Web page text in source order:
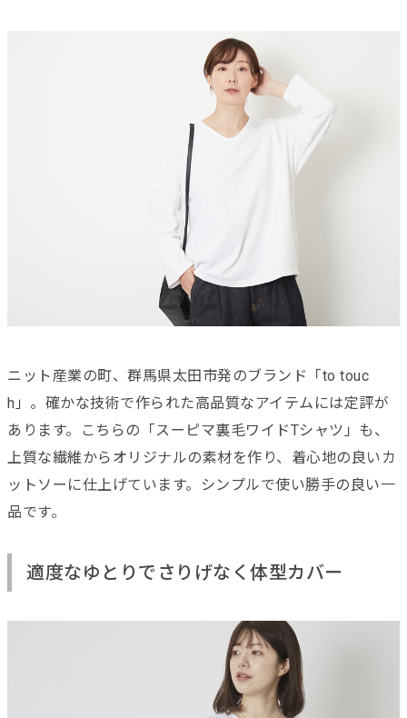
ニット産業の町、群馬県太田市発のブランド「to touc
h」。確かな技術で作られた高品質なアイテムには定評が
あります。こちらの「スーピマ裏毛ワイドTシャツ」も、
上質な繊維からオリジナルの素材を作り、着心地の良いカ
ットソーに仕上げています。シンプルで使い勝手の良い一
品です。
適度なゆとりでさりげなく体型カバー